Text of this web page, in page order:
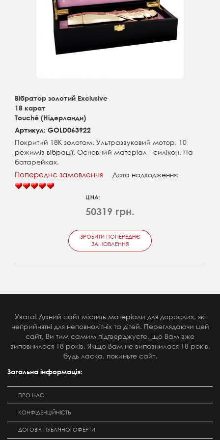
Вібратор золотий Exclusive
18 карат
Touché (Нідерланди)
Артикул: GOLD063922
Покритий 18К золотом. Ультразвуковий мотор. 10
режимів вібрації. Основний матеріал - силікон. На
батарейках.
Попереднє замовлення Дата надходження:
ЦІНА:
50319 грн.
ЗРОБИТИ ПОПЕРЕДНЄ
ЗАМОВЛЕННЯ
Увага! Даний сайт містить матеріали для дорослих, які
неприйнятні для неповнолітніх та дітей. Переглядаючи цей
сайт, Ви тим самим підтверджуєте, що Вам вже
виповнилося 18 років. Якщо Вам не виповнилося 18 років,
будь ласка, покиньте сайт.
Загальна інформація:
ПРО НАС
КОНФІДЕНЦІЙНІСТЬ
ДОГОВІР ПУБЛІЧНОЇ ОФЕРТИ